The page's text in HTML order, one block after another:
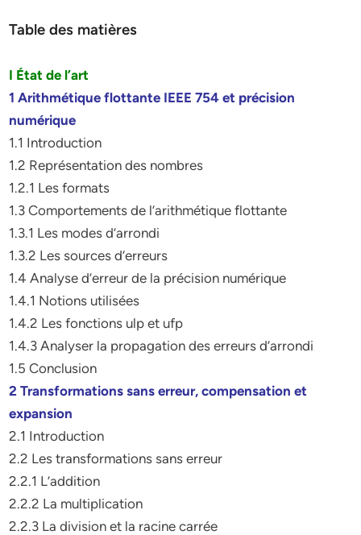
Table des matières
I État de l’art
1 Arithmétique flottante IEEE 754 et précision
numérique
1.1 Introduction
1.2 Représentation des nombres
1.2.1 Les formats
1.3 Comportements de l’arithmétique flottante
1.3.1 Les modes d’arrondi
1.3.2 Les sources d’erreurs
1.4 Analyse d’erreur de la précision numérique
1.4.1 Notions utilisées
1.4.2 Les fonctions ulp et ufp
1.4.3 Analyser la propagation des erreurs d’arrondi
1.5 Conclusion
2 Transformations sans erreur, compensation et
expansion
2.1 Introduction
2.2 Les transformations sans erreur
2.2.1 L’addition
2.2.2 La multiplication
2.2.3 La division et la racine carrée